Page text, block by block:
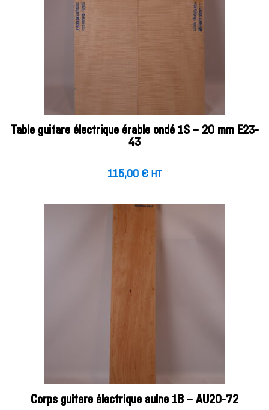
Table guitare électrique érable ondé 1S – 20 mm E23-
43
115,00 € HT
Corps guitare électrique aulne 1B – AU20-72